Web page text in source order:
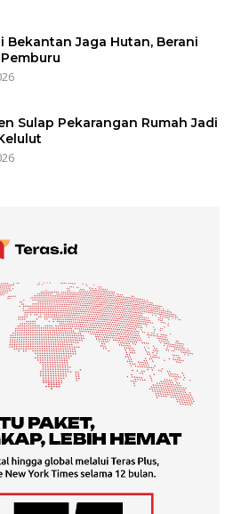
Bekantan Jaga Hutan, Berani
Sulap Pekarangan Rumah Jadi